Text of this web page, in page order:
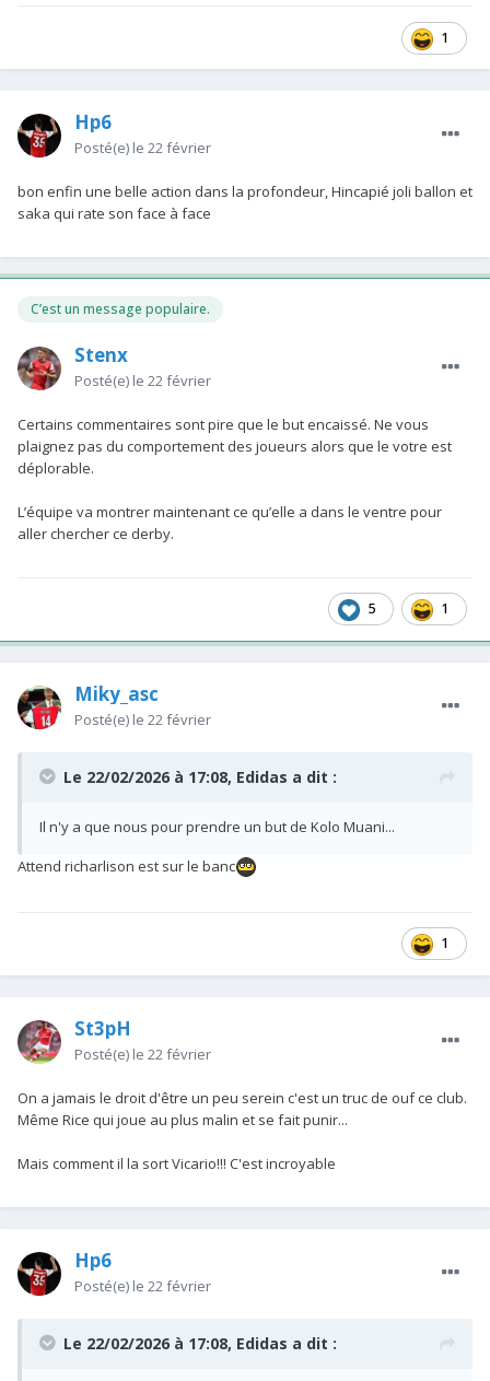
1
Hp6
Posté(e) le 22 février
bon enfin une belle action dans la profondeur, Hincapié joli ballon et
saka qui rate son face à face
C’est un message populaire.
Stenx
Posté(e) le 22 février
Certains commentaires sont pire que le but encaissé. Ne vous
plaignez pas du comportement des joueurs alors que le votre est
déplorable.
L’équipe va montrer maintenant ce qu’elle a dans le ventre pour
aller chercher ce derby.
5 1
Miky_asc
Posté(e) le 22 février
Le 22/02/2026 à 17:08, Edidas a dit :
Il n'y a que nous pour prendre un but de Kolo Muani...
Attend richarlison est sur le banc
1
St3pH
Posté(e) le 22 février
On a jamais le droit d'être un peu serein c'est un truc de ouf ce club.
Même Rice qui joue au plus malin et se fait punir...
Mais comment il la sort Vicario!!! C'est incroyable
Hp6
Posté(e) le 22 février
Le 22/02/2026 à 17:08, Edidas a dit :